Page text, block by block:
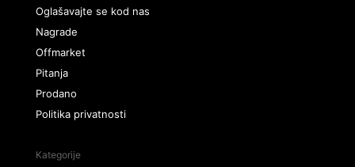
Oglašavajte se kod nas
Nagrade
Offmarket
Pitanja
Prodano
Politika privatnosti
Kategorije